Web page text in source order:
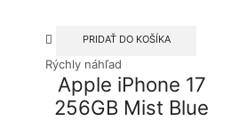
PRIDAŤ DO KOŠÍKA
Rýchly náhľad
Apple iPhone 17
256GB Mist Blue